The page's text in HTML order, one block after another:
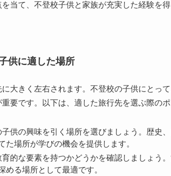
当て、不登校子供と家族が充実した経験を
供に適した場所
大きく左右されます。不登校の子供にとっ
要です。以下は、適した旅行先を選ぶ際のポ
子供の興味を引く場所を選びましょう。歴史
た場所が学びの機会を提供します。
育的な要素を持つかどうかを確認しましょう
める場所として最適です。